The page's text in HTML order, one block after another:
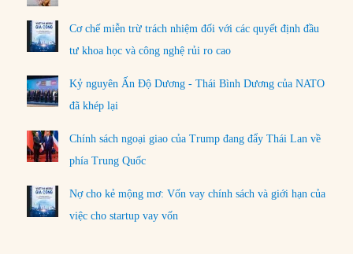
Cơ chế miễn trừ trách nhiệm đối với các quyết định đầu
tư khoa học và công nghệ rủi ro cao
Kỷ nguyên Ấn Độ Dương - Thái Bình Dương của NATO
đã khép lại
Chính sách ngoại giao của Trump đang đẩy Thái Lan về
phía Trung Quốc
Nợ cho kẻ mộng mơ: Vốn vay chính sách và giới hạn của
việc cho startup vay vốn